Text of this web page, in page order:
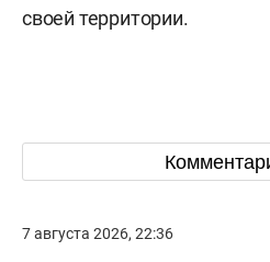
своей территории.
7 августа 2026, 22:36